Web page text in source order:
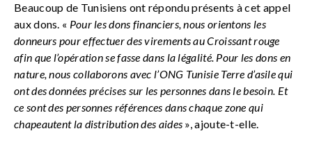
Beaucoup de Tunisiens ont répondu présents à cet appel
aux dons. « Pour les dons financiers, nous orientons les
donneurs pour effectuer des virements au Croissant rouge
afin que l’opération se fasse dans la légalité. Pour les dons en
nature, nous collaborons avec l’ONG Tunisie Terre d’asile qui
ont des données précises sur les personnes dans le besoin. Et
ce sont des personnes références dans chaque zone qui
chapeautent la distribution des aides », ajoute-t-elle.